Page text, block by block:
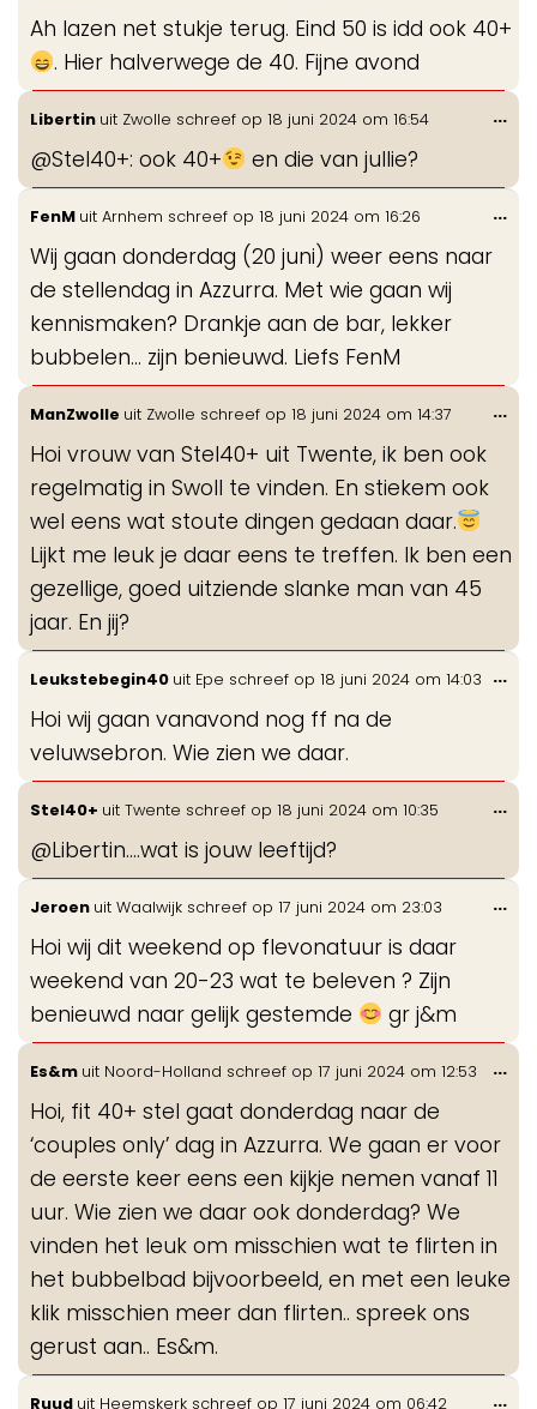
Ah lazen net stukje terug. Eind 50 is idd ook 40+
. Hier halverwege de 40. Fijne avond
Libertin uit Zwolle schreef op 18 juni 2024 om 16:54
@Stel40+: ook 40+ en die van jullie?
...
FenM uit Arnhem schreef op 18 juni 2024 om 16:26
Wij gaan donderdag (20 juni) weer eens naar
de stellendag in Azzurra. Met wie gaan wij
kennismaken? Drankje aan de bar, lekker
bubbelen... zijn benieuwd. Liefs FenM
...
ManZwolle uit Zwolle schreef op 18 juni 2024 om 14:37
Hoi vrouw van Stel40+ uit Twente, ik ben ook
regelmatig in Swoll te vinden. En stiekem ook
wel eens wat stoute dingen gedaan daar.
Lijkt me leuk je daar eens te treffen. Ik ben een
gezellige, goed uitziende slanke man van 45
jaar. En jij?
...
Leukstebegin40 uit Epe schreef op 18 juni 2024 om 14:03
Hoi wij gaan vanavond nog ff na de
veluwsebron. Wie zien we daar.
...
Stel40+ uit Twente schreef op 18 juni 2024 om 10:35
@Libertin....wat is jouw leeftijd?
...
Jeroen uit Waalwijk schreef op 17 juni 2024 om 23:03
Hoi wij dit weekend op flevonatuur is daar
weekend van 20-23 wat te beleven ? Zijn
benieuwd naar gelijk gestemde
gr j&m
...
Es&m uit Noord-Holland schreef op 17 juni 2024 om 12:53
Hoi, fit 40+ stel gaat donderdag naar de
‘couples only’ dag in Azzurra. We gaan er voor
de eerste keer eens een kijkje nemen vanaf 11
uur. Wie zien we daar ook donderdag? We
vinden het leuk om misschien wat te flirten in
het bubbelbad bijvoorbeeld, en met een leuke
klik misschien meer dan flirten.. spreek ons
gerust aan.. Es&m.
...
Ruud uit Heemskerk schreef op 17 juni 2024 om 06:42 ...